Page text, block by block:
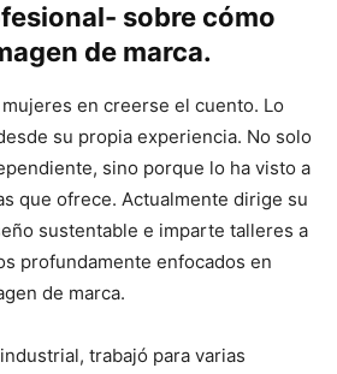
sobre cómo
de marca.
en creerse el cuento. Lo
su propia experiencia. No solo
sino porque lo ha visto a
que ofrece. Actualmente dirige su
sustentable e imparte talleres a
profundamente enfocados en
de marca.
trabajó para varias